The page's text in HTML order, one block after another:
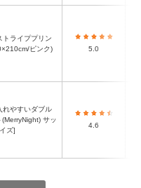
ピンク)
5.0
サッ
ズ]
4.6